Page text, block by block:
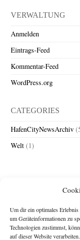
Um dir ein optimales
um Geräteinformationen zu
Technologien zustimmst,
auf dieser Website
VERWALTUNG
Anmelden
Eintrags-Feed
Kommentar-Feed
WordPress.org
CATEGORIES
HafenCityNewsArchiv
Welt (1)